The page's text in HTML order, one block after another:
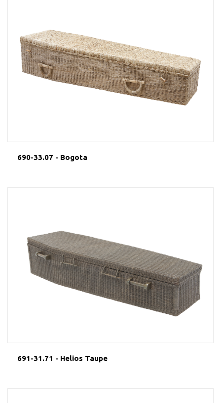
690-33.07 - Bogota
691-31.71 - Helios Taupe